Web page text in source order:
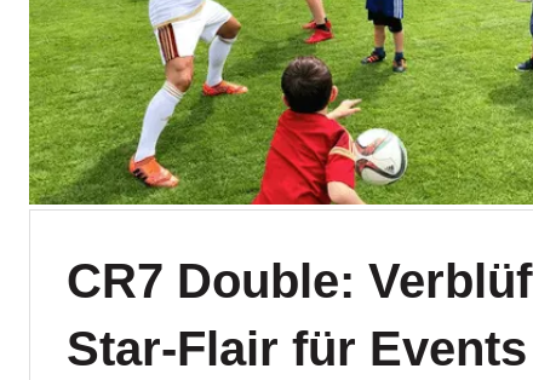
CR7 Double:
Star-Flair für Events